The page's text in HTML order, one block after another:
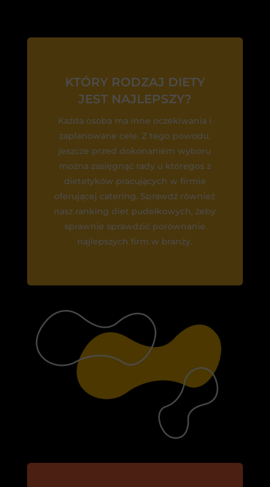
KTÓRY RODZAJ DIETY
JEST NAJLEPSZY?
Każda osoba ma inne oczekiwania i
zaplanowane cele. Z tego powodu,
jeszcze przed dokonaniem wyboru
można zasięgnąć rady u któregoś z
dietetyków pracujących w firmie
oferującej catering. Sprawdź również
nasz ranking diet pudełkowych, żeby
sprawnie sprawdzić porównanie
najlepszych firm w branży.